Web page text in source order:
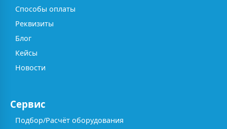
Способы оплаты
Реквизиты
Блог
Кейсы
Новости
Сервис
Подбор/Расчёт оборудования